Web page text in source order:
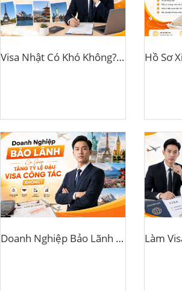
Visa Nhật Có Khó Không? Những Điều Khiến Hồ Sơ Dễ Bị Từ Chối
Doanh Nghiệp Bảo Lãnh Có Giúp Tăng Tỷ Lệ Đậu Visa Công Tác Không?